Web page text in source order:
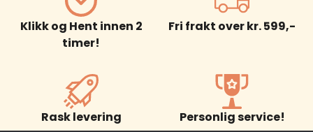
Klikk og Hent innen 2
timer!
Fri frakt over kr. 599,-
Rask levering Personlig service!